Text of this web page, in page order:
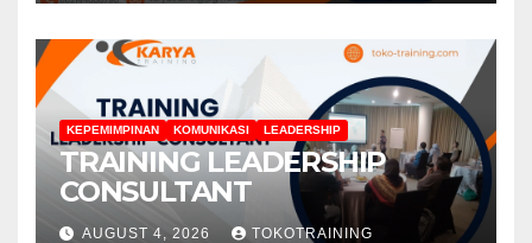
KEPEMIMPINAN KOMUNIKASI LEADERSHIP
TRAINING LEADERSHIP
CONSULTANT
AUGUST 4, 2026 TOKOTRAINING